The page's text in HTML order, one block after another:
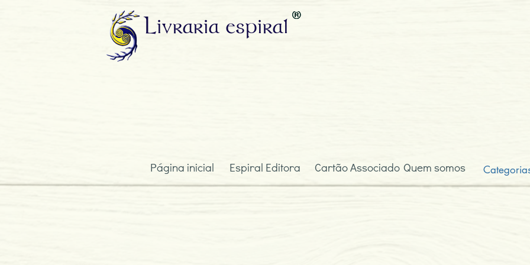
Livraria espiral
Página inicial Espiral Editora Cartão Associado Quem somos